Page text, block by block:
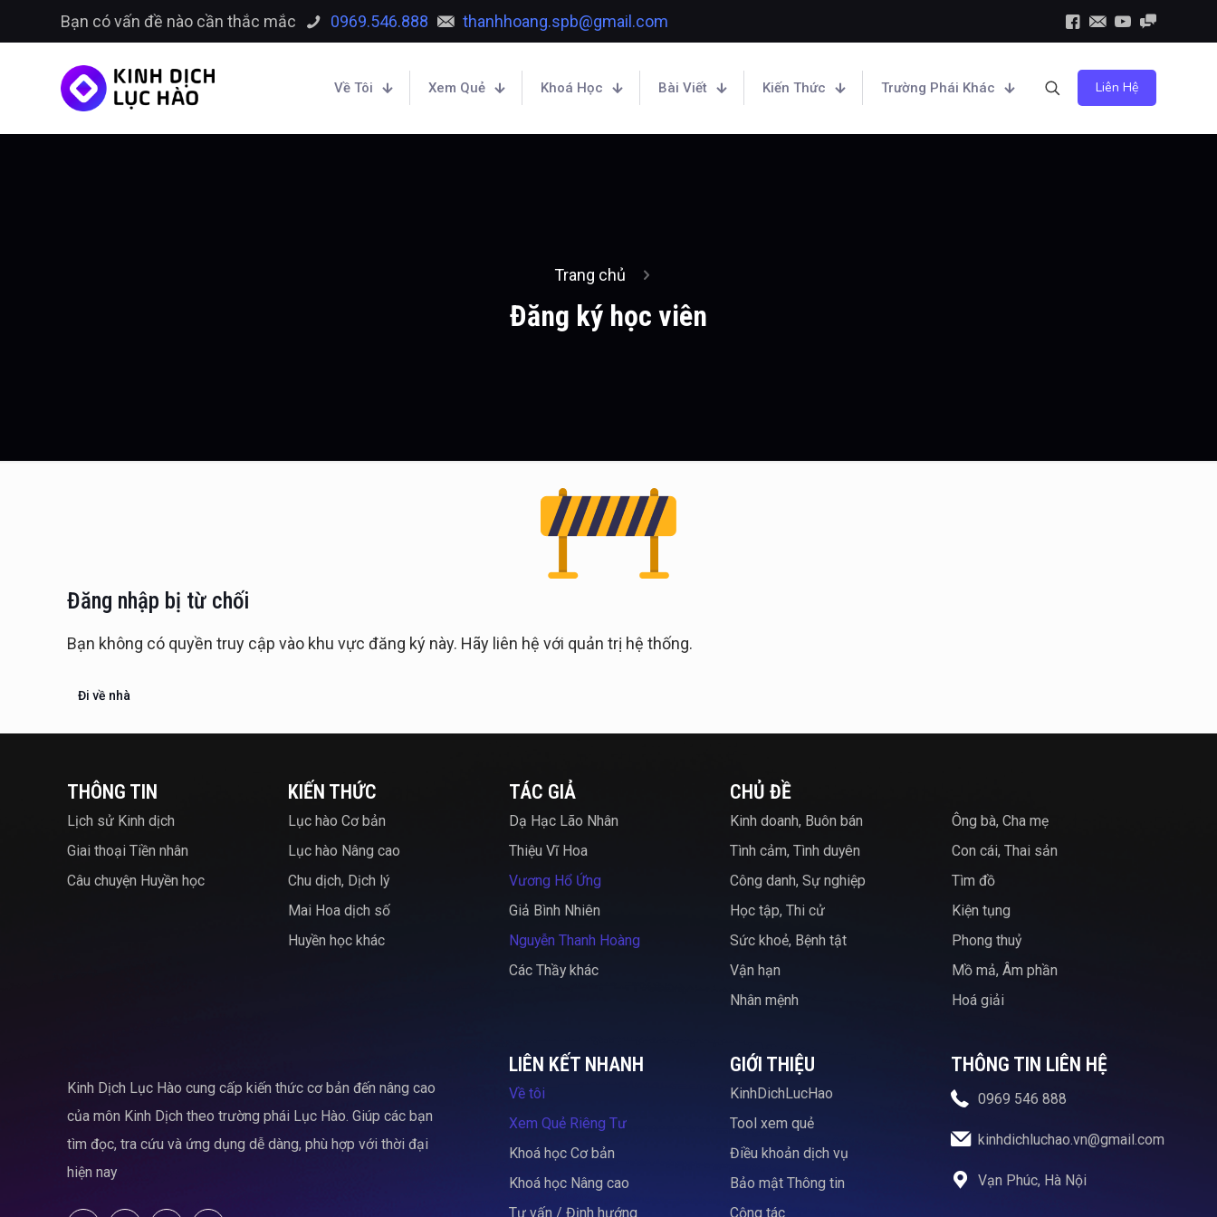
Bạn có vấn đề nào cần thắc mắc 0969.546.888 thanhhoang.spb@gmail.com
Về Tôi Xem Quẻ Khoá Học Bài Viết Kiến Thức Trường Phái Khác Liên Hệ
Đăng ký học viên
Trang chủ
Đăng nhập bị từ chối
Bạn không có quyền truy cập vào khu vực đăng ký này. Hãy liên hệ với quản trị hệ thống.
Đi về nhà
THÔNG TIN
Lịch sử Kinh dịch
Giai thoại Tiền nhân
Câu chuyện Huyền học
KIẾN THỨC
Lục hào Cơ bản
Lục hào Nâng cao
Chu dịch, Dịch lý
Mai Hoa dịch số
Huyền học khác
TÁC GIẢ
Dạ Hạc Lão Nhân
Thiệu Vĩ Hoa
Vương Hổ Ứng
Giả Bình Nhiên
Nguyễn Thanh Hoàng
Các Thầy khác
CHỦ ĐỀ
Kinh doanh, Buôn bán
Tình cảm, Tình duyên
Công danh, Sự nghiệp
Học tập, Thi cử
Sức khoẻ, Bệnh tật
Vận hạn
Nhân mệnh
Ông bà, Cha mẹ
Con cái, Thai sản
Tìm đồ
Kiện tụng
Phong thuỷ
Mồ mả, Âm phần
Hoá giải
Kinh Dịch Lục Hào cung cấp kiến thức cơ bản đến nâng cao
của môn Kinh Dịch theo trường phái Lục Hào. Giúp các bạn
tìm đọc, tra cứu và ứng dụng dễ dàng, phù hợp với thời đại
hiện nay
LIÊN KẾT NHANH
Về tôi
Xem Quẻ Riêng Tư
Khoá học Cơ bản
Khoá học Nâng cao
Tư vấn / Định hướng
GIỚI THIỆU
KinhDichLucHao
Tool xem quẻ
Điều khoản dịch vụ
Bảo mật Thông tin
Cộng tác
THÔNG TIN LIÊN HỆ
0969 546 888
kinhdichluchao.vn@gmail.com
Vạn Phúc, Hà Nội